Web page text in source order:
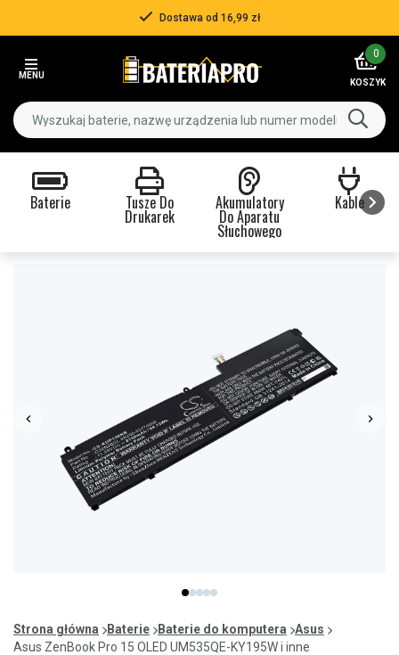
Dostawa od 16,99 zł
MENU
0
KOSZYK
Baterie Tusze Do
Drukarek
Akumulatory
Do Aparatu
Słuchowego
Kable
item
0
item
1
item
2
item
3
item
4
of
5
Strona główna Baterie Baterie do komputera
Asus
Asus ZenBook Pro 15 OLED UM535QE-KY195W i inne